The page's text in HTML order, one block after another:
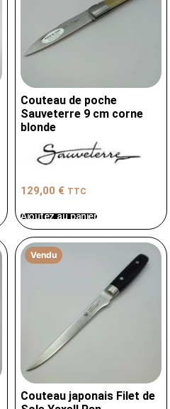
Couteau de poche
Sauveterre 9 cm corne
blonde
129,00 € TTC
Ajoutez au panier
Vendu
Couteau japonais Filet de